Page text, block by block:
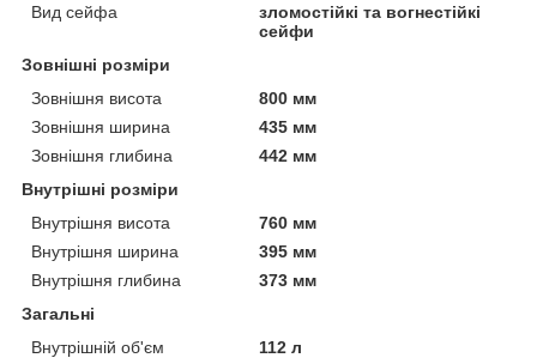
Вид сейфа
зломостійкі та вогнестійкі
сейфи
Зовнішні розміри
Зовнішня висота
800 мм
Зовнішня ширина
435 мм
Зовнішня глибина
442 мм
Внутрішні розміри
Внутрішня висота
760 мм
Внутрішня ширина
395 мм
Внутрішня глибина
373 мм
Загальні
Внутрішній об'єм
112 л